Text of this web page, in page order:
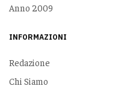
Anno 2009
INFORMAZIONI
Redazione
Chi Siamo